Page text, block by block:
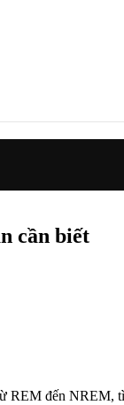
cần biết
REM đến NREM,